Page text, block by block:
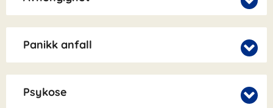
Panikk anfall
Psykose